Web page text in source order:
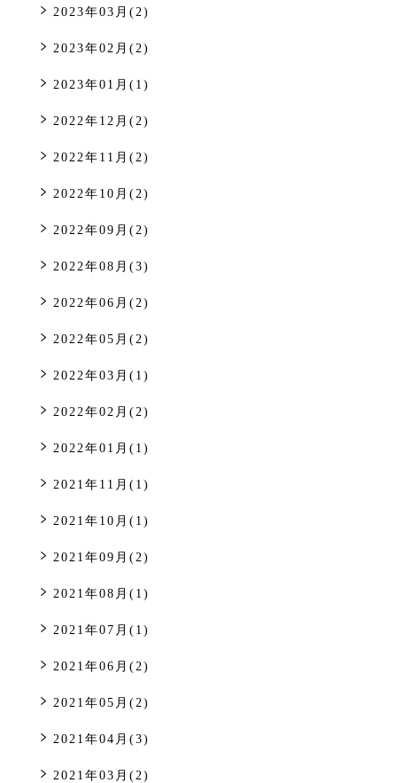
2023年03月(2)
2023年02月(2)
2023年01月(1)
2022年12月(2)
2022年11月(2)
2022年10月(2)
2022年09月(2)
2022年08月(3)
2022年06月(2)
2022年05月(2)
2022年03月(1)
2022年02月(2)
2022年01月(1)
2021年11月(1)
2021年10月(1)
2021年09月(2)
2021年08月(1)
2021年07月(1)
2021年06月(2)
2021年05月(2)
2021年04月(3)
2021年03月(2)